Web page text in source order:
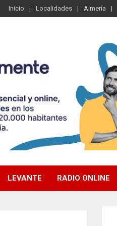
Inicio Localidades Almería
LEVANTE RADIO ONLINE